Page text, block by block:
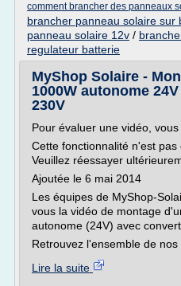
comment brancher des panneaux
brancher panneau solaire sur
panneau solaire 12v /
regulateur batterie
MyShop Solaire -
1000W autonome
230V
Pour évaluer une vidéo, vous
Cette fonctionnalité n'est pas
Veuillez réessayer
Ajoutée le 6 mai 2014
Les équipes de MyShop-
vous la vidéo de montage
autonome (24V) avec
Retrouvez l'ensemble de nos
Lire la suite